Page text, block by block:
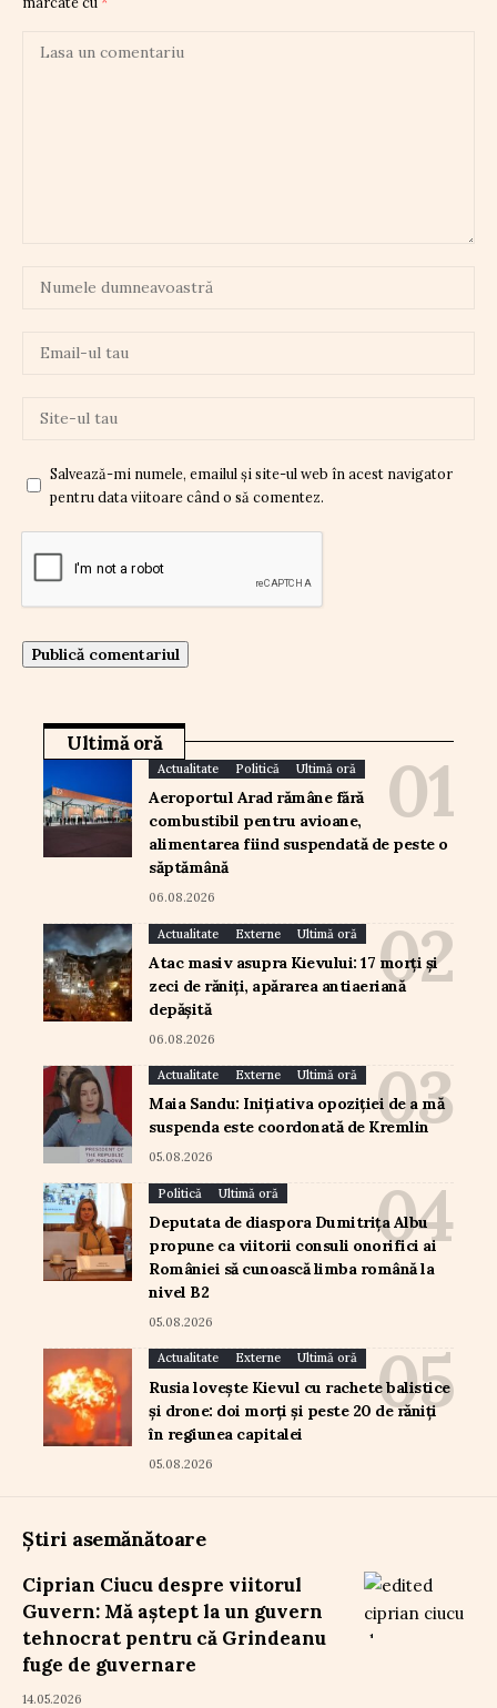
Salvează-mi numele, emailul și site-ul web în acest navigator
pentru data viitoare când o să comentez.
Ultimă oră
Actualitate Politică Ultimă oră
Aeroportul Arad rămâne fără
combustibil pentru avioane,
alimentarea fiind suspendată de peste o
săptămână
06.08.2026
Actualitate Externe Ultimă oră
Atac masiv asupra Kievului: 17 morți și
zeci de răniți, apărarea antiaeriană
depășită
06.08.2026
Actualitate Externe Ultimă oră
Maia Sandu: Inițiativa opoziției de a mă
suspenda este coordonată de Kremlin
05.08.2026
Politică Ultimă oră
Deputata de diaspora Dumitrița Albu
propune ca viitorii consuli onorifici ai
României să cunoască limba română la
nivel B2
05.08.2026
Actualitate Externe Ultimă oră
Rusia lovește Kievul cu rachete balistice
și drone: doi morți și peste 20 de răniți
în regiunea capitalei
05.08.2026
Știri asemănătoare
Ciprian Ciucu despre viitorul
Guvern: Mă aștept la un guvern
tehnocrat pentru că Grindeanu
fuge de guvernare
14.05.2026